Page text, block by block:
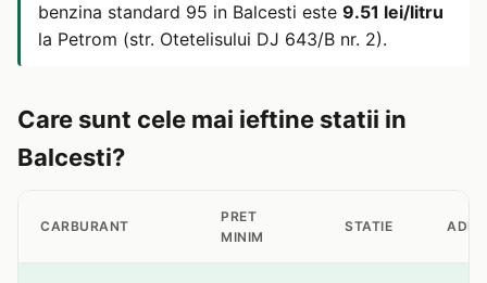
benzina standard 95 in Balcesti este 9.51 lei/litru
la Petrom (str. Otetelisului DJ 643/B nr. 2).
Care sunt cele mai ieftine statii in
Balcesti?
CARBURANT
PRET
MINIM
STATIE